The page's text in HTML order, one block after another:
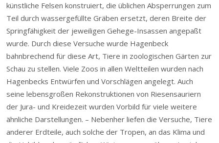
künstliche Felsen konstruiert, die üblichen Absperrungen zum
Teil durch wassergefüllte Gräben ersetzt, deren Breite der
Springfähigkeit der jeweiligen Gehege-Insassen angepaßt
wurde. Durch diese Versuche wurde Hagenbeck
bahnbrechend für diese Art, Tiere in zoologischen Gärten zur
Schau zu stellen. Viele Zoos in allen Weltteilen wurden nach
Hagenbecks Entwürfen und Vorschlägen angelegt. Auch
seine lebensgroßen Rekonstruktionen von Riesensauriern
der Jura- und Kreidezeit wurden Vorbild für viele weitere
ähnliche Darstellungen. – Nebenher liefen die Versuche, Tiere
anderer Erdteile, auch solche der Tropen, an das Klima und